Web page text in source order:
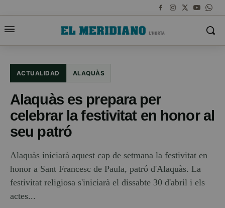
ACTUALIDAD ALAQUÀS
Alaquàs es prepara per
celebrar la festivitat en honor al
seu patró
Alaquàs iniciarà aquest cap de setmana la festivitat en
honor a Sant Francesc de Paula, patró d'Alaquàs. La
festivitat religiosa s'iniciarà el dissabte 30 d'abril i els
actes...